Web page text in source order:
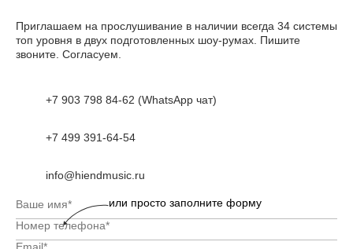
Приглашаем на прослушивание в наличии всегда 34 системы
топ уровня в двух подготовленных шоу-румах. Пишите
звоните. Согласуем.
+7 903 798 84-62 (WhatsApp чат)
+7 499 391-64-54
info@hiendmusic.ru
или просто заполните форму